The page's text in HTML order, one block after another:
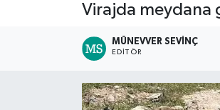
Virajda meydana
MÜNEVVER SEVINÇ
EDITÖR
Kültür - Sanat
Son Dakika Haberleri
Haber Arşivi